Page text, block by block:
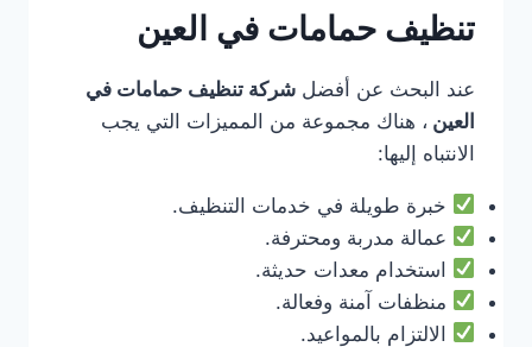
تنظيف حمامات في العين
عند البحث عن أفضل شركة تنظيف حمامات في
العين ، هناك مجموعة من المميزات التي يجب
الانتباه إليها:
خبرة طويلة في خدمات التنظيف.
عمالة مدربة ومحترفة.
استخدام معدات حديثة.
منظفات آمنة وفعالة.
الالتزام بالمواعيد.